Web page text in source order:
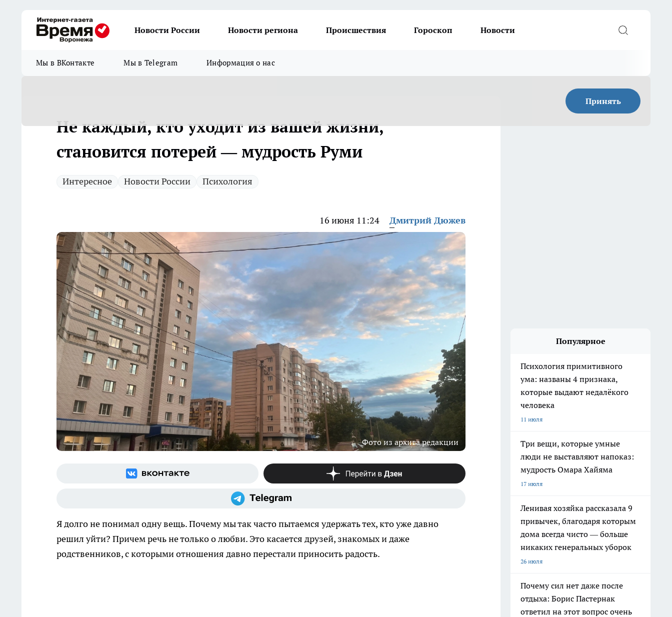
Новости России Новости региона Происшествия Гороскоп Новости
Мы в ВКонтакте Мы в Telegram Информация о нас
Принять
Не каждый, кто уходит из вашей жизни,
становится потерей — мудрость Руми
Интересное Новости России Психология
16 июня 11:24 Дмитрий Дюжев
Фото из архива редакции
Я долго не понимал одну вещь. Почему мы так часто пытаемся удержать тех, кто уже давно
решил уйти? Причем речь не только о любви. Это касается друзей, знакомых и даже
родственников, с которыми отношения давно перестали приносить радость.
Популярное
Психология примитивного
ума: названы 4 признака,
которые выдают недалёкого
человека
11 июля
Три вещи, которые умные
люди не выставляют напоказ:
мудрость Омара Хайяма
17 июля
Ленивая хозяйка рассказала 9
привычек, благодаря которым
дома всегда чисто — больше
никаких генеральных уборок
26 июля
Почему сил нет даже после
отдыха: Борис Пастернак
ответил на этот вопрос очень